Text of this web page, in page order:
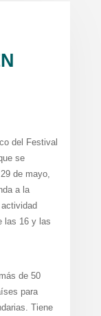
del Festival
se
de mayo,
a la
las 16 y las
de 50
para
Tiene